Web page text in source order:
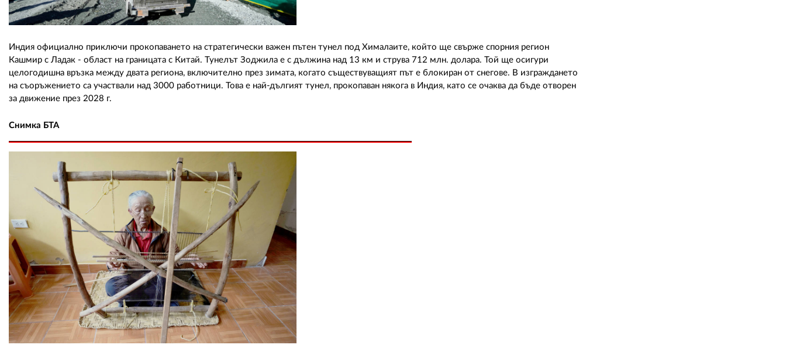
Индия официално приключи прокопаването на стратегически важен пътен тунел под Хималаите, който ще свърже спорния регион
Кашмир с Ладак - област на границата с Китай. Тунелът Зоджила е с дължина над 13 км и струва 712 млн. долара. Той ще осигури
целогодишна връзка между двата региона, включително през зимата, когато съществуващият път е блокиран от снегове. В изграждането
на съоръжението са участвали над 3000 работници. Това е най-дългият тунел, прокопаван някога в Индия, като се очаква да бъде отворен
за движение през 2028 г.
Снимка БТА